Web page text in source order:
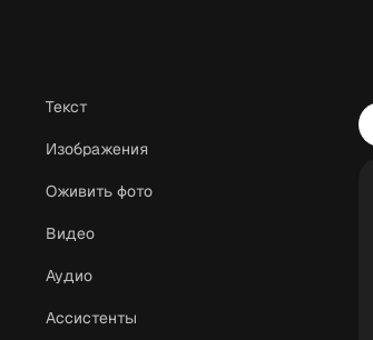
Текст
Изображения
Оживить фото
Видео
Аудио
Ассистенты